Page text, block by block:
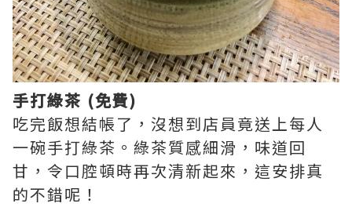
手打綠茶 (免費)
吃完飯想結帳了，沒想到店員竟送上每人
一碗手打綠茶。綠茶質感細滑，味道回
甘，令口腔頓時再次清新起來，這安排真
的不錯呢！